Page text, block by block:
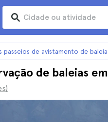
passeios de avistamento de
de baleias